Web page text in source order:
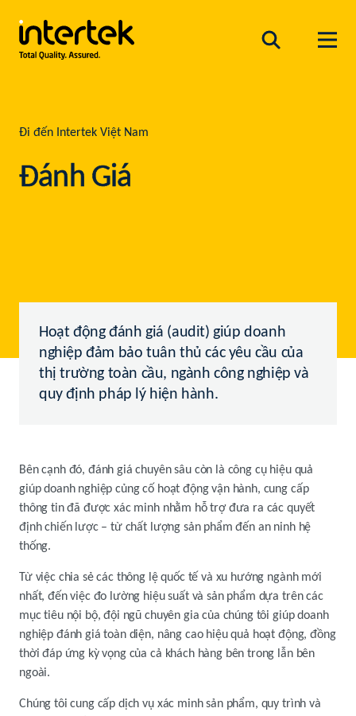
Đi đến Intertek Việt Nam
Đánh Giá
Hoạt động đánh giá (audit) giúp doanh
nghiệp đảm bảo tuân thủ các yêu cầu của
thị trường toàn cầu, ngành công nghiệp và
quy định pháp lý hiện hành.
Bên cạnh đó, đánh giá chuyên sâu còn là công cụ hiệu quả
giúp doanh nghiệp củng cố hoạt động vận hành, cung cấp
thông tin đã được xác minh nhằm hỗ trợ đưa ra các quyết
định chiến lược – từ chất lượng sản phẩm đến an ninh hệ
thống.
Từ việc chia sẻ các thông lệ quốc tế và xu hướng ngành mới
nhất, đến việc đo lường hiệu suất và sản phẩm dựa trên các
mục tiêu nội bộ, đội ngũ chuyên gia của chúng tôi giúp doanh
nghiệp đánh giá toàn diện, nâng cao hiệu quả hoạt động, đồng
thời đáp ứng kỳ vọng của cả khách hàng bên trong lẫn bên
ngoài.
Chúng tôi cung cấp dịch vụ xác minh sản phẩm, quy trình và